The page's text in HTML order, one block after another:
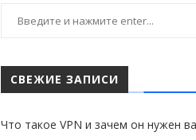
СВЕЖИЕ ЗАПИСИ
Что такое VPN и зачем он нужен